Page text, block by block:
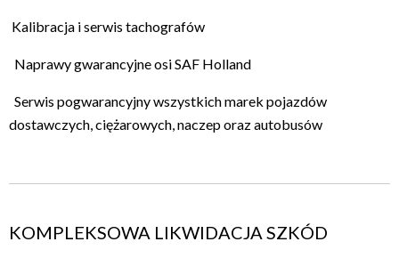
Kalibracja i serwis tachografów
Naprawy gwarancyjne osi SAF Holland
Serwis pogwarancyjny wszystkich marek pojazdów
dostawczych, ciężarowych, naczep oraz autobusów
KOMPLEKSOWA LIKWIDACJA SZKÓD